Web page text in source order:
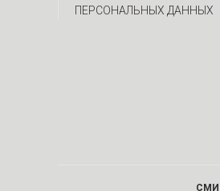
ПЕРСОНАЛЬНЫХ ДАННЫХ
СМИ